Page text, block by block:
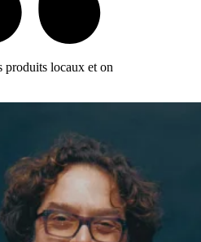
produits locaux et on